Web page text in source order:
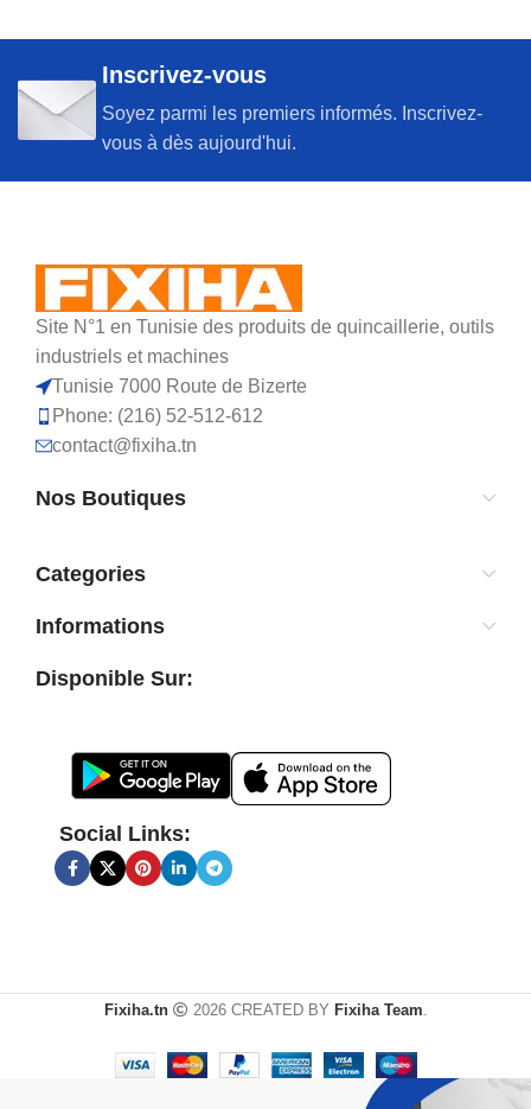
Inscrivez-vous
Soyez parmi les premiers informés. Inscrivez-
vous à dès aujourd'hui.
Site N°1 en Tunisie des produits de quincaillerie, outils
industriels et machines
Tunisie 7000 Route de Bizerte
Phone: (216) 52-512-612
contact@fixiha.tn
Nos Boutiques
Categories
Informations
Disponible Sur:
Social Links:
Fixiha.tn 2026 CREATED BY Fixiha Team.